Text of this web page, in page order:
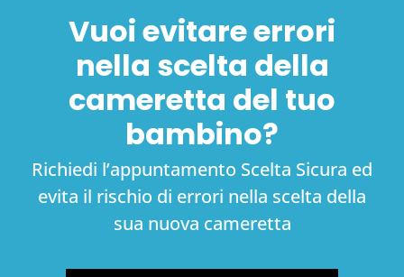
Vuoi evitare errori
nella scelta della
cameretta del tuo
bambino?
Richiedi l’appuntamento Scelta Sicura ed
evita il rischio di errori nella scelta della
sua nuova cameretta